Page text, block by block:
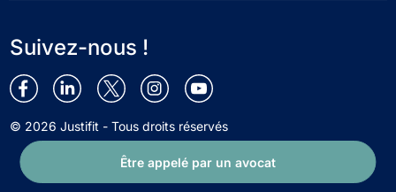
Être appelé par un avocat
Suivez-nous !
© 2026 Justifit - Tous droits réservés